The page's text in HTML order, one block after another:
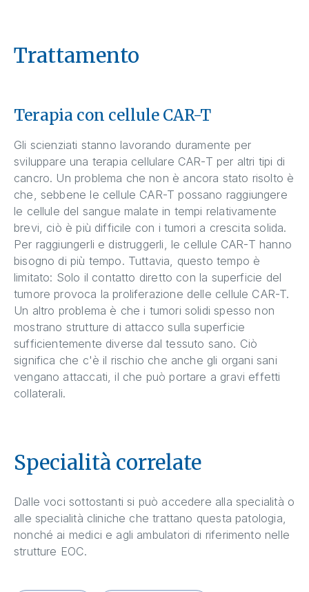
Trattamento
Terapia con cellule CAR-T
Gli scienziati stanno lavorando duramente per
sviluppare una terapia cellulare CAR-T per altri tipi di
cancro. Un problema che non è ancora stato risolto è
che, sebbene le cellule CAR-T possano raggiungere
le cellule del sangue malate in tempi relativamente
brevi, ciò è più difficile con i tumori a crescita solida.
Per raggiungerli e distruggerli, le cellule CAR-T hanno
bisogno di più tempo. Tuttavia, questo tempo è
limitato: Solo il contatto diretto con la superficie del
tumore provoca la proliferazione delle cellule CAR-T.
Un altro problema è che i tumori solidi spesso non
mostrano strutture di attacco sulla superficie
sufficientemente diverse dal tessuto sano. Ciò
significa che c'è il rischio che anche gli organi sani
vengano attaccati, il che può portare a gravi effetti
collaterali.
Specialità correlate
Dalle voci sottostanti si può accedere alla specialità o
alle specialità cliniche che trattano questa patologia,
nonché ai medici e agli ambulatori di riferimento nelle
strutture EOC.